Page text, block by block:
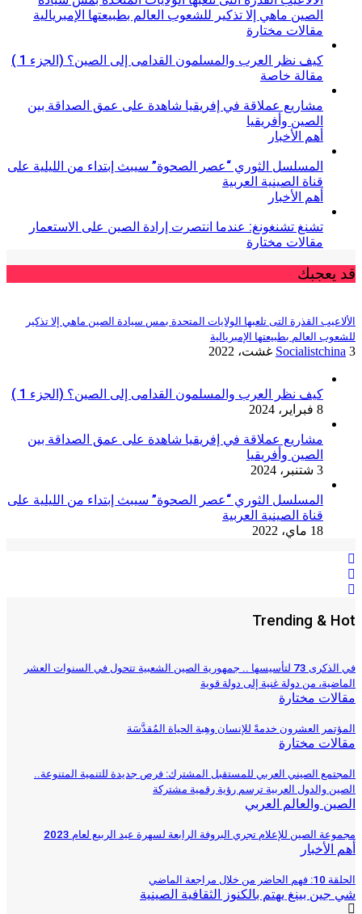
الصين ماهي إلا تذكير للشعوب العالم بطبيعتها الإمبريالية
مقالات مختارة
كيف نظر العرب والمسلمون القدامى إلى الصين؟ (الجزء 1 )
مقالة خاصة
مشاريع عملاقة في إفريقيا شاهدة على عمق الصداقة بين
الصين وأفريقيا
أهم الأخبار
المسلسل الثوري “عصر الصحوة” سيبث إبتداء من الليلية على
قناة الصينية العربية
أهم الأخبار
تشنغ تشنغونغ: عندما انتصرت إرادة الصين على الاستعمار
مقالات مختارة
قد يعجبك
الألاعيب القذرة التى تلعبها الولايات المتحدة بمس سيادة الصين ماهي إلا تذكير
للشعوب العالم بطبيعتها الإمبريالية
Socialistchina 3 غشت، 2022
كيف نظر العرب والمسلمون القدامى إلى الصين؟ (الجزء 1 )
8 فبراير، 2024
مشاريع عملاقة في إفريقيا شاهدة على عمق الصداقة بين
الصين وأفريقيا
3 شتنبر، 2024
المسلسل الثوري “عصر الصحوة” سيبث إبتداء من الليلية على
قناة الصينية العربية
18 ماي، 2022
Trending & Hot
في الذكرى 73 لتأسيسها .. جمهورية الصين الشعبية تتحول في السنوات العشر
الماضية، من دولة غنية إلى دولة قوية
مقالات مختارة
المؤتمر العشرون خدمةً للإنسان وهِبة الحياة المُقدَّسَة
مقالات مختارة
المجتمع الصيني العربي للمستقبل المشترك: فرص جديدة للتنمية المتنوعة..
الصين والدول العربية ترسم رؤية رقمية مشتركة
الصين والعالم العربي
مجموعة الصين للإعلام تجري البروفة الرابعة لسهرة عيد الربيع لعام 2023
أهم الأخبار
الحلقة 10: فهم الحاضر من خلال مراجعة الماضي
شي جين بينغ يهتم بالكنوز الثقافية الصينية